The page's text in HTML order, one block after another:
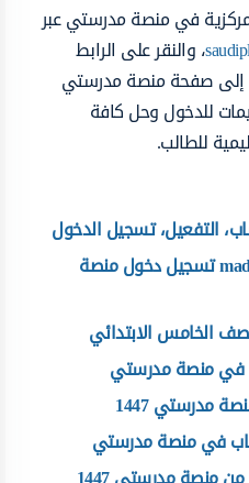
في منصة مدرستي عبر
، والنقر على الرابط
إلى صفحة منصة مدرستي
للدخول وحل كافة
للطالب.
التفعيل، تسجيل الدخول
رابط اختبار مدرستي madrasati تسجيل دخول منصة
الخامس الابتدائي
في منصة مدرستي
مدرستي 1447
في منصة مدرستي